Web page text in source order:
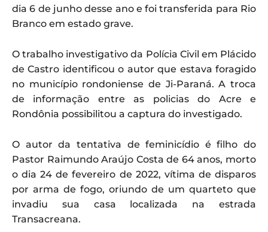
dia 6 de junho desse ano e foi transferida para Rio
Branco em estado grave.
O trabalho investigativo da Polícia Civil em Plácido
de Castro identificou o autor que estava foragido
no município rondoniense de Ji-Paraná. A troca
de informação entre as policias do Acre e
Rondônia possibilitou a captura do investigado.
O autor da tentativa de feminicídio é filho do
Pastor Raimundo Araújo Costa de 64 anos, morto
o dia 24 de fevereiro de 2022, vítima de disparos
por arma de fogo, oriundo de um quarteto que
invadiu sua casa localizada na estrada
Transacreana.